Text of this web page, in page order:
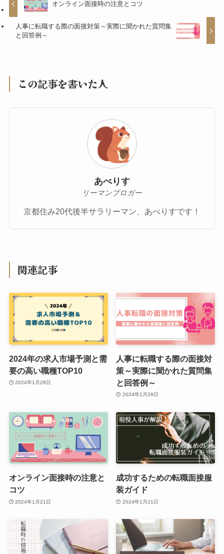
オンライン面接時の注意とコツ
人事に転職する際の面接対策～実際に聞かれた質問集
と回答例～
この記事を書いた人
あべりす
リーマンブロガー
京都住み20代後半サラリーマン、あべりすです！
関連記事
2024年の求人市場予測と需
要の高い職種TOP10
2024年1月28日
人事に転職する際の面接対
策～実際に聞かれた質問集
と回答例～
2024年1月28日
オンライン面接時の注意と
コツ
2024年1月21日
成功するための転職面接服
装ガイド
2024年1月21日